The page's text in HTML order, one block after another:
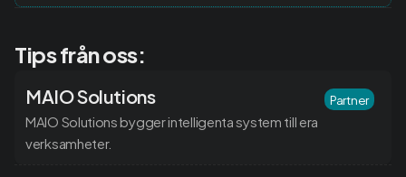
Tips från oss:
MAIO Solutions
MAIO Solutions bygger intelligenta system till era
verksamheter.
Partner